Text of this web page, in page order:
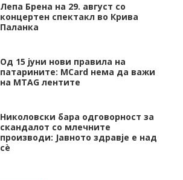
Лепа Брена на 29. август со
концертен спектакл во Крива
Паланка
Од 15 јуни нови правила на
патарините: MCard нема да важи
на MTAG лентите
Николовски бара одговорност за
скандалот со млечните
производи: Јавното здравје е над
сѐ